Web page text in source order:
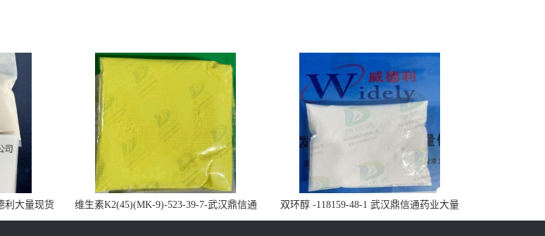
利大量现货
维生素K2(45)(MK-9)-523-39-7-武汉鼎信通
药业大量现货供应
双环醇 -118159-48-1 武汉鼎信通药业大量
现货供应